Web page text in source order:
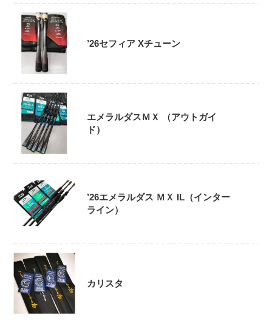
’26セフィア Xチューン
エメラルダスＭＸ （アウトガイ
ド）
’26エメラルダス ＭＸ IL（インター
ライン）
カリスタ